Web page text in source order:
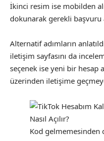
İkinci resim ise mobilden
dokunarak gerekli başvuru
Alternatif adımların
iletişim sayfasını da
seçenek ise yeni bir hesap
üzerinden iletişime
Kod gelmemesinden